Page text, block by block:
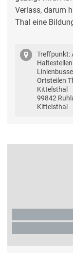
Verlass, darum
Thal eine
Treffpunkt:
Ortsteilen
Kittelsthal
99842
Kittelsthal